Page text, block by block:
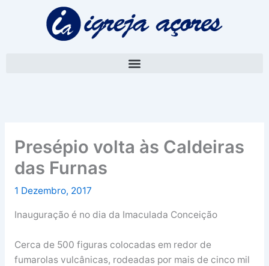
Presépio volta às Caldeiras
das Furnas
1 Dezembro, 2017
Inauguração é no dia da Imaculada Conceição
Cerca de 500 figuras colocadas em redor de
fumarolas vulcânicas, rodeadas por mais de cinco mil